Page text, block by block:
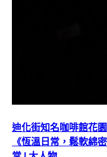
迪化街知名咖啡館花
《恆溫日常，鬆軟綿